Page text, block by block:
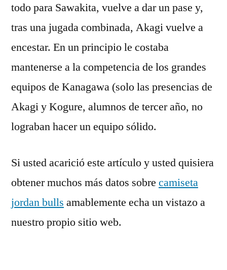
todo para Sawakita, vuelve a dar un pase y,
tras una jugada combinada, Akagi vuelve a
encestar. En un principio le costaba
mantenerse a la competencia de los grandes
equipos de Kanagawa (solo las presencias de
Akagi y Kogure, alumnos de tercer año, no
lograban hacer un equipo sólido.
Si usted acarició este artículo y usted quisiera
obtener muchos más datos sobre camiseta
jordan bulls amablemente echa un vistazo a
nuestro propio sitio web.